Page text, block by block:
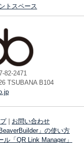
トスペース
82-2471
TSUBANA B104
| お問い合わせ
」の使い方
「QR Link Manager」